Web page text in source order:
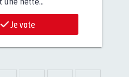
Je vote